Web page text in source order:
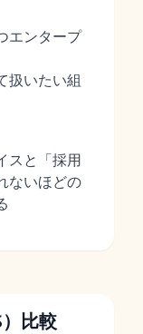
エンタープ
扱いたい組
スと「採用
ないほどの
比較